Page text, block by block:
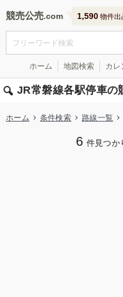
競売公売 1,590 物件出
ホーム 地図検索 カレ
JR常磐線各駅停車の
ホーム 条件検索 路線一覧
6 件見つか